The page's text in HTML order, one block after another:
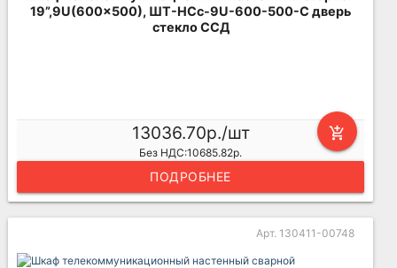
19”,9U(600x500), ШТ-НСс-9U-600-500-С дверь
стекло ССД
add_shopping_cart
13036.70р./шт
Без НДС:10685.82р.
ПОДРОБНЕЕ
Арт. 130411-00748